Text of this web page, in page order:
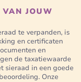
JOUW
te verpanden, is
en certificaten
en
de taxatiewaarde
sieraad in een goede
Onze